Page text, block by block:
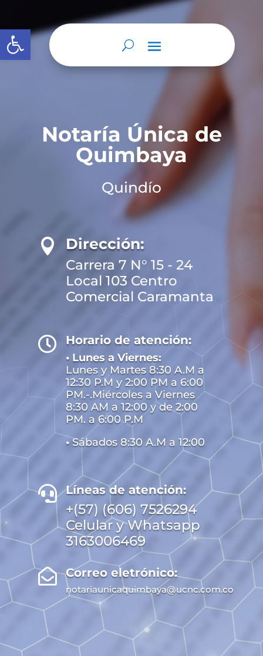
Abrir barra de herramientas
Notaría Única de
Quimbaya
Quindío
 Dirección:
Carrera 7 N° 15 - 24
Local 103 Centro
Comercial Caramanta
 Horario de atención:
• Lunes a Viernes:
Lunes y Martes 8:30 A.M a
12:30 P.M y 2:00 PM a 6:00
PM.-.Miércoles a Viernes
8:30 AM a 12:00 y de 2:00
PM. a 6:00 P.M
•Sábados 8:30 A.M a 12:00
 Líneas de atención:
+(57) (606) 7526294
Celular y Whatsapp
3163006469
 Correo eletrónico:
notariaunicaquimbaya@ucnc.com.co